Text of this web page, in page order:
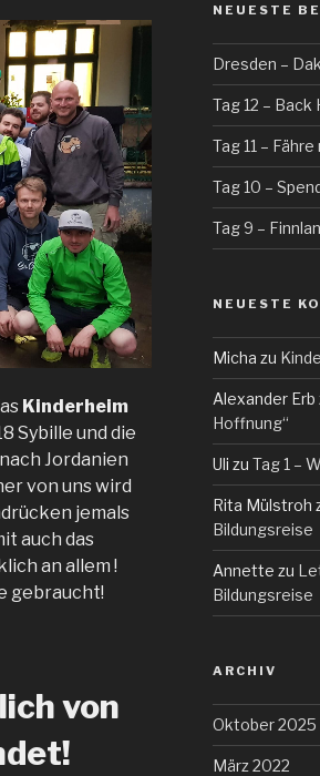
Kinderheim
Sybille und die
Jordanien
von uns wird
jemals
auch das
an allem !
gebraucht!
von
NEUESTE
Dresden –
Tag 12 – Back
Tag 11 –
Tag 10 –
Tag 9 –
NEUESTE
Micha zu
Alexander Erb
Hoffnung“
Uli zu Tag 1 –
Rita Mülstroh
Bildungsreise
Annette zu
Bildungsreise
ARCHIV
Oktober 2025
März 2022